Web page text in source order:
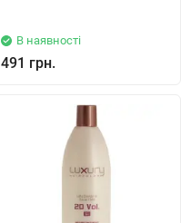
В наявності
491 грн.